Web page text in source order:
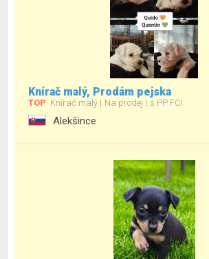
Knírač malý, Prodám pejska
TOP Knírač malý Na prodej s PP FCI
Alekšince